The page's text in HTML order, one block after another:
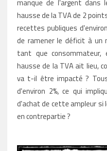
manque de l'argent
hausse de la TVA de 2
recettes publiques
de ramener le déficit à un
tant que
hausse de la TVA ait lieu,
va t-il être impacté ?
d'environ 2%, ce qui
d'achat de cette ampleur si
en contrepartie ?